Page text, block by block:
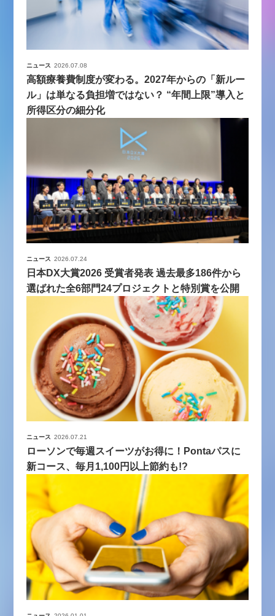
ニュース 2026.07.08
高額療養費制度が変わる。2027年からの「新ルー
ル」は単なる負担増ではない？ “年間上限”導入と
所得区分の細分化
ニュース 2026.07.24
日本DX大賞2026 受賞者発表 過去最多186件から
選ばれた全6部門24プロジェクトと特別賞を公開
ニュース 2026.07.21
ローソンで毎週スイーツがお得に！Pontaパスに
新コース、毎月1,100円以上節約も!?